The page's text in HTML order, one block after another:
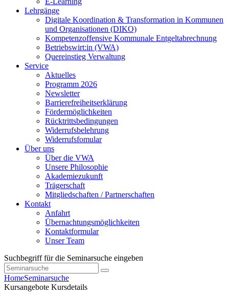
Lehrgänge
Digitale Koordination & Transformation in Kommunen
und Organisationen (DIKO)
Kompetenzoffensive Kommunale Entgeltabrechnung
Betriebswirt:in (VWA)
Quereinstieg Verwaltung
Service
Aktuelles
Programm 2026
Newsletter
Barrierefreiheitserklärung
Fördermöglichkeiten
Rücktrittsbedingungen
Widerrufsbelehrung
Widerrufsfomular
Über uns
Über die VWA
Unsere Philosophie
Akademiezukunft
Trägerschaft
Mitgliedschaften / Partnerschaften
Kontakt
Anfahrt
Übernachtungsmöglichkeiten
Kontaktformular
Unser Team
Suchbegriff für die Seminarsuche eingeben
HomeSeminarsuche
Kursangebote Kursdetails